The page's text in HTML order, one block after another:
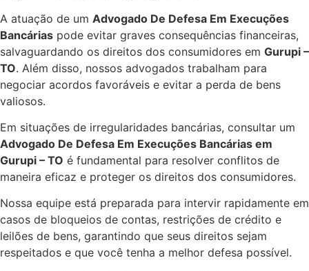
A atuação de um Advogado De Defesa Em Execuções
Bancárias pode evitar graves consequências financeiras,
salvaguardando os direitos dos consumidores em Gurupi –
TO. Além disso, nossos advogados trabalham para
negociar acordos favoráveis e evitar a perda de bens
valiosos.
Em situações de irregularidades bancárias, consultar um
Advogado De Defesa Em Execuções Bancárias em
Gurupi – TO é fundamental para resolver conflitos de
maneira eficaz e proteger os direitos dos consumidores.
Nossa equipe está preparada para intervir rapidamente em
casos de bloqueios de contas, restrições de crédito e
leilões de bens, garantindo que seus direitos sejam
respeitados e que você tenha a melhor defesa possível.